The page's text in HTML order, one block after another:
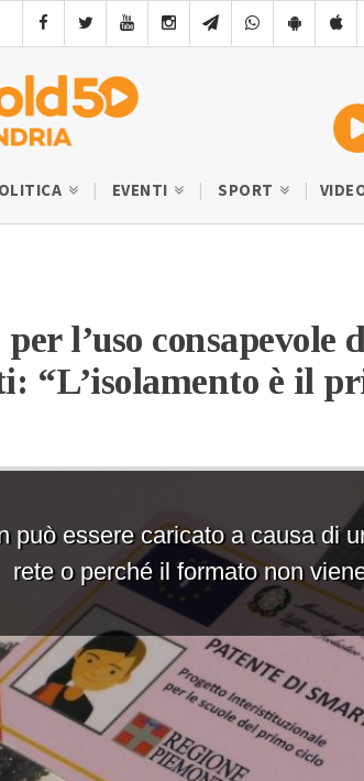
EVENTI SPORT
l’uso consapevole
“L’isolamento è il